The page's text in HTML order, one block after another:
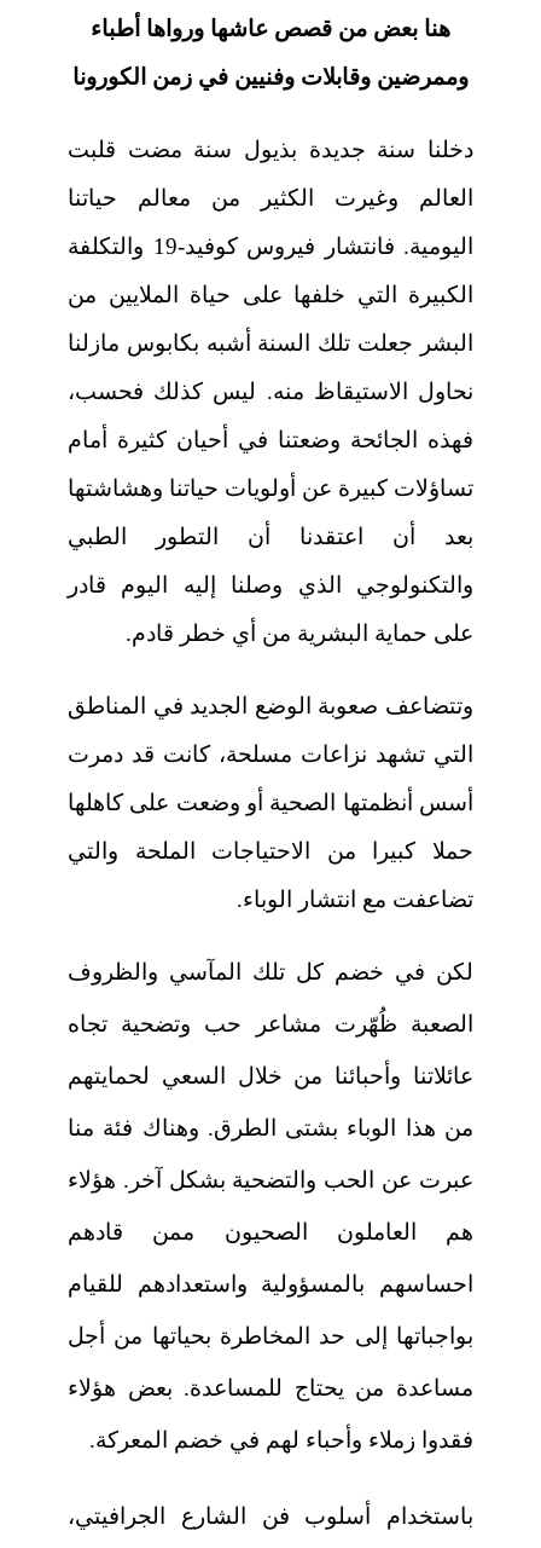
هنا بعض من قصص عاشها ورواها أطباء
وممرضين وقابلات وفنيين في زمن الكورونا
دخلنا سنة جديدة بذيول سنة مضت قلبت
العالم وغيرت الكثير من معالم حياتنا
اليومية. فانتشار فيروس كوفيد-19 والتكلفة
الكبيرة التي خلفها على حياة الملايين من
البشر جعلت تلك السنة أشبه بكابوس مازلنا
نحاول الاستيقاظ منه. ليس كذلك فحسب،
فهذه الجائحة وضعتنا في أحيان كثيرة أمام
تساؤلات كبيرة عن أولويات حياتنا وهشاشتها
بعد أن اعتقدنا أن التطور الطبي
والتكنولوجي الذي وصلنا إليه اليوم قادر
على حماية البشرية من أي خطر قادم.
وتتضاعف صعوبة الوضع الجديد في المناطق
التي تشهد نزاعات مسلحة، كانت قد دمرت
أسس أنظمتها الصحية أو وضعت على كاهلها
حملا كبيرا من الاحتياجات الملحة والتي
تضاعفت مع انتشار الوباء.
لكن في خضم كل تلك المآسي والظروف
الصعبة ظُهّرت مشاعر حب وتضحية تجاه
عائلاتنا وأحبائنا من خلال السعي لحمايتهم
من هذا الوباء بشتى الطرق. وهناك فئة منا
عبرت عن الحب والتضحية بشكل آخر. هؤلاء
هم العاملون الصحيون ممن قادهم
احساسهم بالمسؤولية واستعدادهم للقيام
بواجباتها إلى حد المخاطرة بحياتها من أجل
مساعدة من يحتاج للمساعدة. بعض هؤلاء
فقدوا زملاء وأحباء لهم في خضم المعركة.
باستخدام أسلوب فن الشارع الجرافيتي،